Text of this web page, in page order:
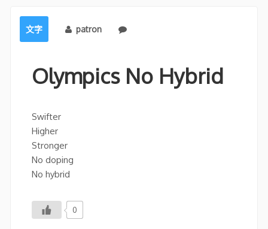
文字 patron
Olympics No Hybrid
Swifter
Higher
Stronger
No doping
No hybrid
0